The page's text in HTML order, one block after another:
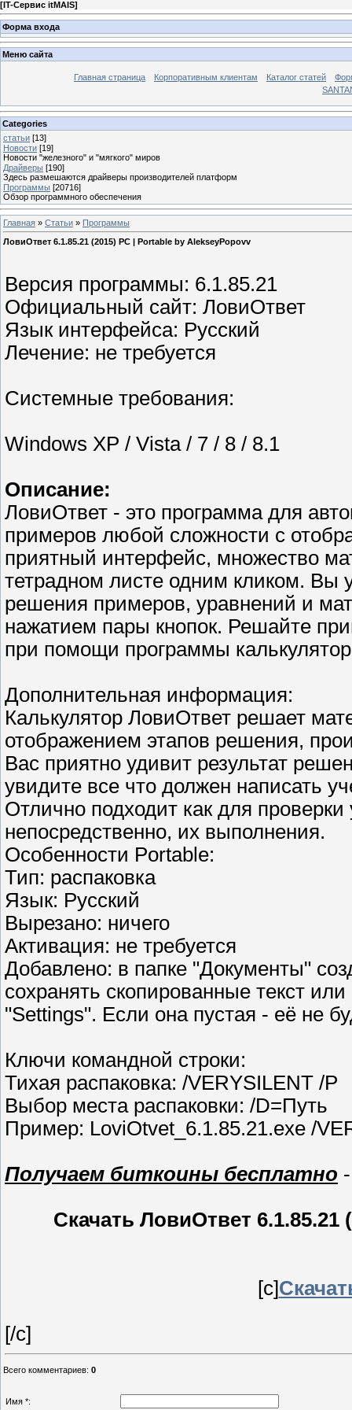
[IT-Сервис itMAIS]
Форма входа
Меню сайта
Главная страница Корпоративным клиентам Каталог статей
Categories
статьи [13]
Новости [19]
Новости "железного" и "мягкого" миров
Драйверы [190]
Здесь размешаются драйверы производителей платформ
Программы [20716]
Обзор программного обеспечения
Главная » Статьи » Программы
ЛовиОтвет 6.1.85.21 (2015) PC | Portable by AlekseyPopovv
Версия программы: 6.1.85.21
Официальный сайт: ЛовиОтвет
Язык интерфейса: Русский
Лечение: не требуется
Системные требования:
Windows XP / Vista / 7 / 8 / 8.1
Описание:
ЛовиОтвет - это программа для
примеров любой сложности с
приятный интерфейс, множество
тетрадном листе одним кликом. Вы
решения примеров, уравнений и
нажатием пары кнопок. Решайте
при помощи программы
Дополнительная информация:
Калькулятор ЛовиОтвет решает
отображением этапов решения,
Вас приятно удивит результат
увидите все что должен написать
Отлично подходит как для
непосредственно, их выполнения.
Особенности Portable:
Тип: распаковка
Язык: Русский
Вырезано: ничего
Активация: не требуется
Добавлено: в папке "Документы"
сохранять скопированные текст
"Settings". Если она пустая - её не
Ключи командной строки:
Тихая распаковка: /VERYSILENT /P
Выбор места распаковки: /D=Путь
Пример: LoviOtvet_6.1.85.21.exe /
Получаем биткоины бесплатно
Скачать ЛовиОтвет 6.1.85.21
[c]
[/c]
Всего комментариев: 0
Имя *: